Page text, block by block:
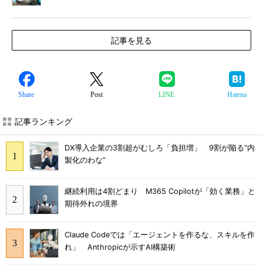
記事を見る
Share Post LINE Hatena
記事ランキング
DX導入企業の3割超がむしろ「負担増」 9割が陥る“内
製化のわな”
継続利用は4割どまり M365 Copilotが「効く業務」と
期待外れの境界
Claude Codeでは「エージェントを作るな、スキルを作
れ」 Anthropicが示すAI構築術